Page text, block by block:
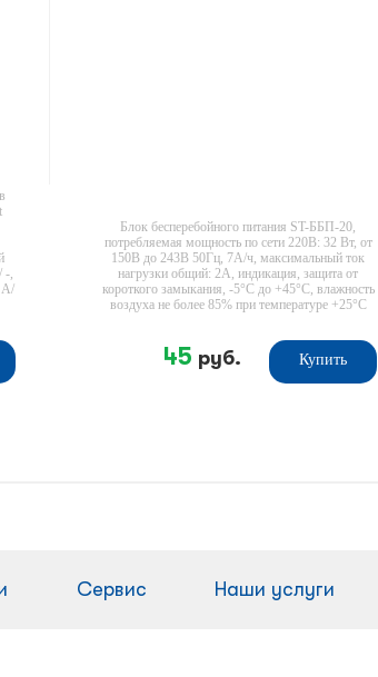
-,
А/
Блок бесперебойного питания ST-ББП-20,
потребляемая мощность по сети 220В: 32 Вт, от
150В до 243В 50Гц, 7А/ч, максимальный ток
нагрузки общий: 2А, индикация, защита от
короткого замыкания, -5°С до +45°C, влажность
воздуха не более 85% при температуре +25°C
45 руб. Купить
Сервис Наши услуги